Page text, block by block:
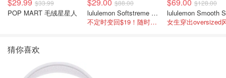
$33.99
POP MART 毛绒星星人
$88.00
lululemon Softstreme 女士高腰短裤 10cm
不定时变回$19！随时点进来看
$128.00
女生穿出oversized
猜你喜欢